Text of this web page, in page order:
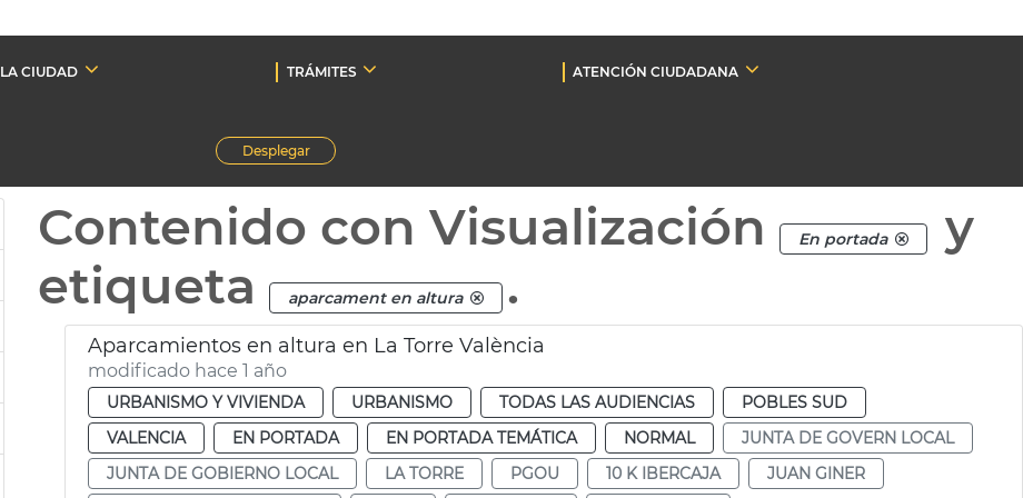
LA CIUDAD TRÁMITES
ATENCIÓN CIUDADANA
Desplegar
Contenido con Visualización En portada
y
etiqueta
aparcament en altura .
Aparcamientos en altura en La Torre València
modificado hace 1 año
URBANISMO Y VIVIENDA URBANISMO TODAS LAS AUDIENCIAS
POBLES SUD
VALENCIA
EN PORTADA EN PORTADA TEMÁTICA NORMAL
JUNTA DE GOVERN LOCAL
JUNTA DE GOBIERNO LOCAL
LA TORRE PGOU 10 K IBERCAJA
JUAN GINER